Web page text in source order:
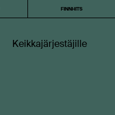
FINNHITS
Keikkajärjestäjille